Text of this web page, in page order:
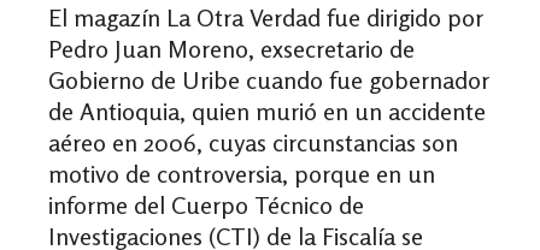
El magazín La Otra Verdad fue dirigido por
Pedro Juan Moreno, exsecretario de
Gobierno de Uribe cuando fue gobernador
de Antioquia, quien murió en un accidente
aéreo en 2006, cuyas circunstancias son
motivo de controversia, porque en un
informe del Cuerpo Técnico de
Investigaciones (CTI) de la Fiscalía se